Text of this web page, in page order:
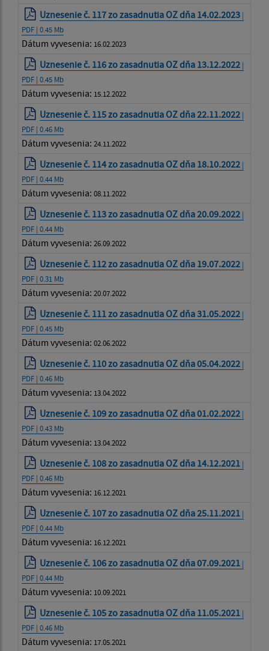
Uznesenie č. 117 zo zasadnutia OZ dňa 14.02.2023 |
PDF | 0.45 Mb
Dátum vyvesenia: 16.02.2023
Uznesenie č. 116 zo zasadnutia OZ dňa 13.12.2022 |
PDF | 0.45 Mb
Dátum vyvesenia: 15.12.2022
Uznesenie č. 115 zo zasadnutia OZ dňa 22.11.2022 |
PDF | 0.46 Mb
Dátum vyvesenia: 24.11.2022
Uznesenie č. 114 zo zasadnutia OZ dňa 18.10.2022 |
PDF | 0.44 Mb
Dátum vyvesenia: 08.11.2022
Uznesenie č. 113 zo zasadnutia OZ dňa 20.09.2022 |
PDF | 0.44 Mb
Dátum vyvesenia: 26.09.2022
Uznesenie č. 112 zo zasadnutia OZ dňa 19.07.2022 |
PDF | 0.31 Mb
Dátum vyvesenia: 20.07.2022
Uznesenie č. 111 zo zasadnutia OZ dňa 31.05.2022 |
PDF | 0.45 Mb
Dátum vyvesenia: 02.06.2022
Uznesenie č. 110 zo zasadnutia OZ dňa 05.04.2022 |
PDF | 0.46 Mb
Dátum vyvesenia: 13.04.2022
Uznesenie č. 109 zo zasadnutia OZ dňa 01.02.2022 |
PDF | 0.43 Mb
Dátum vyvesenia: 13.04.2022
Uznesenie č. 108 zo zasadnutia OZ dňa 14.12.2021 |
PDF | 0.46 Mb
Dátum vyvesenia: 16.12.2021
Uznesenie č. 107 zo zasadnutia OZ dňa 25.11.2021 |
PDF | 0.44 Mb
Dátum vyvesenia: 16.12.2021
Uznesenie č. 106 zo zasadnutia OZ dňa 07.09.2021 |
PDF | 0.44 Mb
Dátum vyvesenia: 10.09.2021
Uznesenie č. 105 zo zasadnutia OZ dňa 11.05.2021 |
PDF | 0.46 Mb
Dátum vyvesenia: 17.05.2021